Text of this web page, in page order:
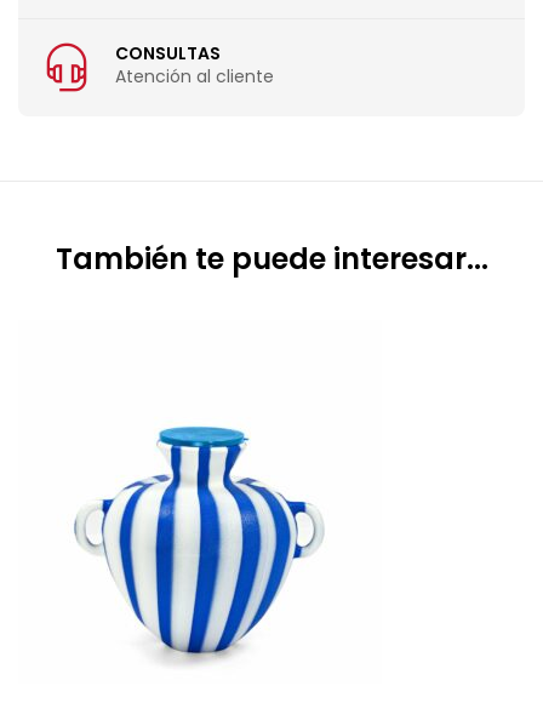
CONSULTAS
Atención al cliente
También te puede interesar...